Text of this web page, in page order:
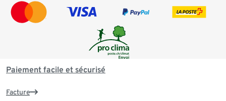
Paiement facile et sécurisé
Facture